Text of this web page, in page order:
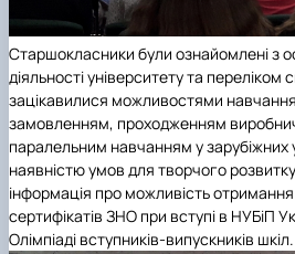
Старшокласники були ознайомлені з
діяльності університету та
зацікавилися можливостями
замовленням, проходженням
паралельним навчанням у зарубіжних
наявністю умов для творчого
інформація про можливість
сертифікатів ЗНО при вступі в НУБіП
Олімпіаді вступників-випускників шкіл.